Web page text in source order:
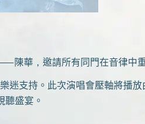
華，邀請所有同門在音律中
迷支持。此次演唱會壓軸將播
盛宴。